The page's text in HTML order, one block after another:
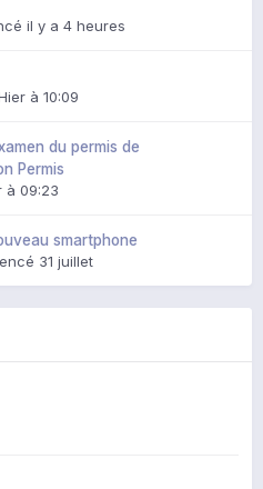
il y a 4 heures
à 10:09
du permis de
Permis
à 09:23
smartphone
31 juillet